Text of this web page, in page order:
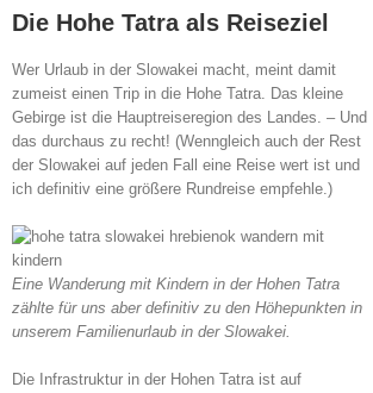
Die Hohe Tatra als Reiseziel
Wer Urlaub in der Slowakei macht, meint damit
zumeist einen Trip in die Hohe Tatra. Das kleine
Gebirge ist die Hauptreiseregion des Landes. – Und
das durchaus zu recht! (Wenngleich auch der Rest
der Slowakei auf jeden Fall eine Reise wert ist und
ich definitiv eine größere Rundreise empfehle.)
Eine Wanderung mit Kindern in der Hohen Tatra
zählte für uns aber definitiv zu den Höhepunkten in
unserem Familienurlaub in der Slowakei.
Die Infrastruktur in der Hohen Tatra ist auf